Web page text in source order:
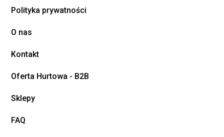
Polityka prywatności
O nas
Kontakt
Oferta Hurtowa - B2B
Sklepy
FAQ